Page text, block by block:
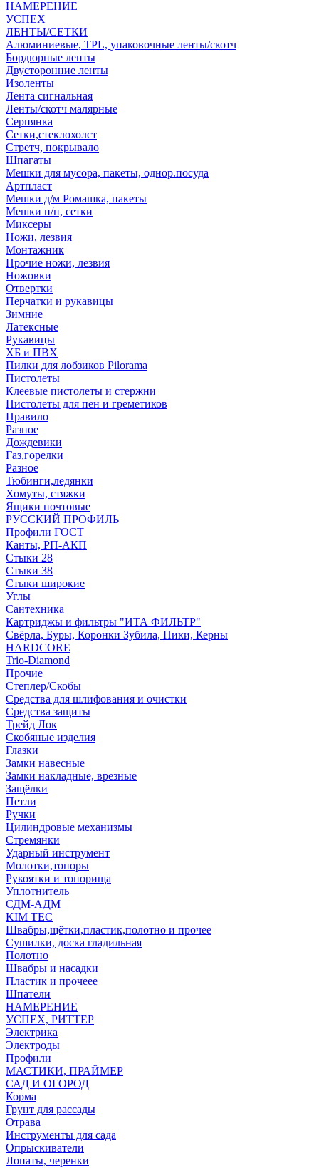
НАМЕРЕНИЕ
УСПЕХ
ЛЕНТЫ/СЕТКИ
Алюминиевые, TPL, упаковочные ленты/скотч
Бордюрные ленты
Двусторонние ленты
Изоленты
Лента сигнальная
Ленты/скотч малярные
Серпянка
Сетки,стеклохолст
Стретч, покрывало
Шпагаты
Мешки для мусора, пакеты, однор.посуда
Артпласт
Мешки д/м Ромашка, пакеты
Мешки п/п, сетки
Миксеры
Ножи, лезвия
Монтажник
Прочие ножи, лезвия
Ножовки
Отвертки
Перчатки и рукавицы
Зимние
Латексные
Рукавицы
ХБ и ПВХ
Пилки для лобзиков Pilorama
Пистолеты
Клеевые пистолеты и стержни
Пистолеты для пен и греметиков
Правило
Разное
Дождевики
Газ,горелки
Разное
Тюбинги,ледянки
Хомуты, стяжки
Ящики почтовые
РУССКИЙ ПРОФИЛЬ
Профили ГОСТ
Канты, РП-АКП
Стыки 28
Стыки 38
Стыки широкие
Углы
Сантехника
Картриджы и фильтры "ИТА ФИЛЬТР"
Свёрла, Буры, Коронки Зубила, Пики, Керны
HARDCORE
Trio-Diamond
Прочие
Степлер/Скобы
Средства для шлифования и очистки
Средства защиты
Трейд Лок
Скобяные изделия
Глазки
Замки навесные
Замки накладные, врезные
Защёлки
Петли
Ручки
Цилиндровые механизмы
Стремянки
Ударный инструмент
Молотки,топоры
Рукоятки и топорища
Уплотнитель
СДМ-АДМ
KIM TEC
Швабры,щётки,пластик,полотно и прочее
Сушилки, доска гладильная
Полотно
Швабры и насадки
Пластик и прочеее
Шпатели
НАМЕРЕНИЕ
УСПЕХ, РИТТЕР
Электрика
Электроды
Профили
МАСТИКИ, ПРАЙМЕР
САД И ОГОРОД
Корма
Грунт для рассады
Отрава
Инструменты для сада
Опрыскиватели
Лопаты, черенки